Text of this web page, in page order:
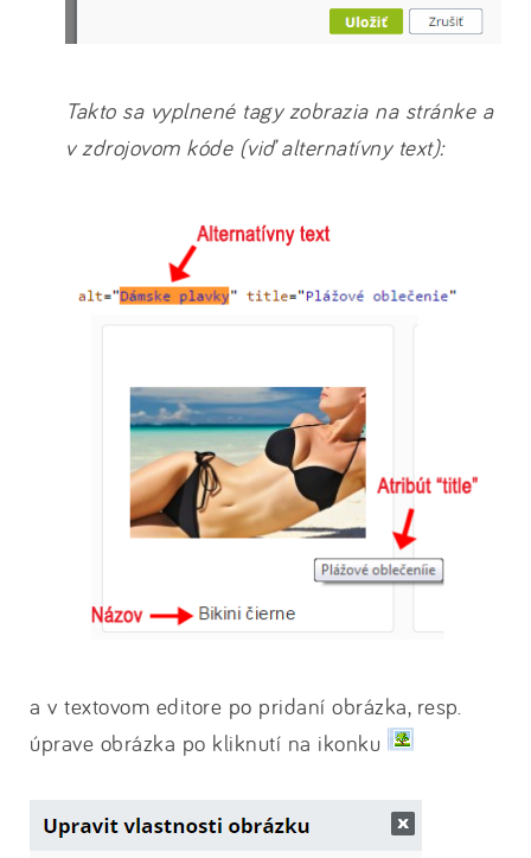
Takto sa vyplnené tagy zobrazia na stránke a
v zdrojovom kóde (viď alternatívny text):
a v textovom editore po pridaní obrázka, resp.
úprave obrázka po kliknutí na ikonku